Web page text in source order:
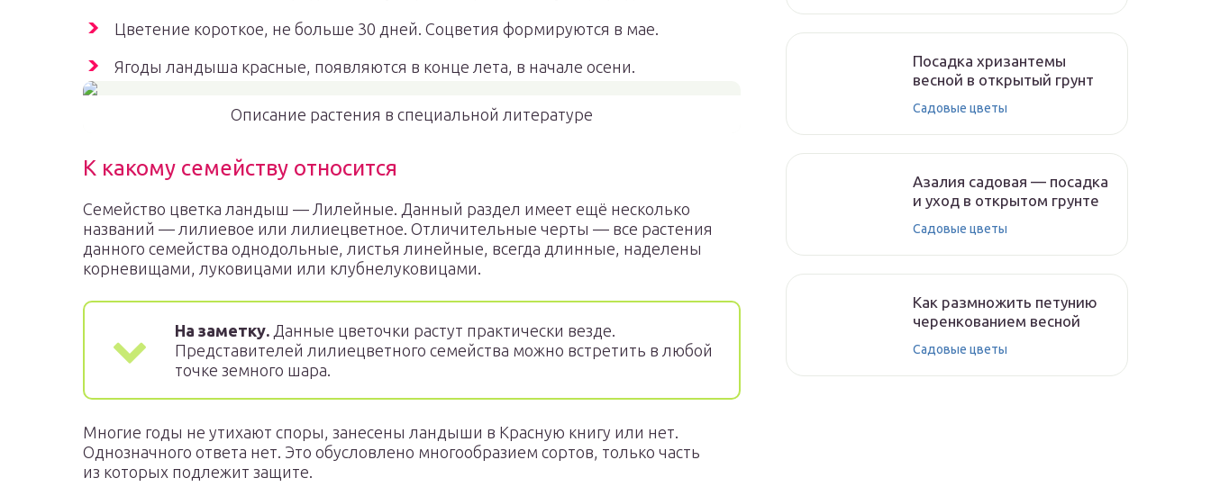
Цветение короткое, не больше 30 дней. Соцветия формируются в мае.
Ягоды ландыша красные, появляются в конце лета, в начале осени.
Описание растения в специальной литературе
К какому семейству относится
Семейство цветка ландыш — Лилейные. Данный раздел имеет ещё несколько
названий — лилиевое или лилиецветное. Отличительные черты — все растения
данного семейства однодольные, листья линейные, всегда длинные, наделены
корневищами, луковицами или клубнелуковицами.
На заметку. Данные цветочки растут практически везде.
Представителей лилиецветного семейства можно встретить в любой
точке земного шара.
Многие годы не утихают споры, занесены ландыши в Красную книгу или нет.
Однозначного ответа нет. Это обусловлено многообразием сортов, только часть
из которых подлежит защите.
Посадка хризантемы
весной в открытый грунт
Садовые цветы
Азалия садовая — посадка
и уход в открытом грунте
Садовые цветы
Как размножить петунию
черенкованием весной
Садовые цветы